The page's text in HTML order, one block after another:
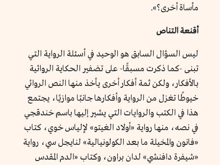
مأساة أخرى؟».
أقنعة التناص
ليس السؤال السابق هو الوحيد في أسئلة الرواية التي
تبنى -كما ذكرت مسبقًا- على تضفير الحكاية الروائية
بالأفكار، ولكن ثمة أفكار أخرى يأخذ منها النص الروائي
خيوطًا تغزل من الرواية وأفكارها جانبًا موازيًا، يجتمع
هذا في الكتب والروايات التي يشير إليها باسم خندقجي
في نصه، منها رواية «أولاد الغيتو» لإلياس خوي، كتاب
«فانون والمخيلة ما بعد الكولونيالية» لنايجل سي، رواية
«شيفرة دافنشي» لدان براون، وكتاب «الدم المقدس